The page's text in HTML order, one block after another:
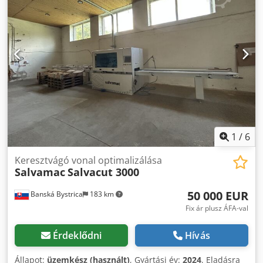
1 / 6
Banská Bystrica 183 km
Keresztvágó vonal optimalizálása
SalvamacSalvacut 3000
50 000 EUR
Fix ár plusz ÁFA-val
Érdeklődni Hívás
Állapot: üzemkész (használt), Gyártási év: 2024, Eladásra